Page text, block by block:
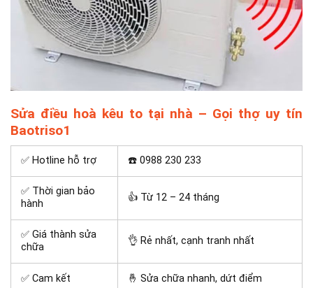
Sửa điều hoà kêu to tại nhà – Gọi thợ uy tín
Baotriso1
✅ Hotline hỗ trợ ☎️ 0988 230 233
✅ Thời gian bảo
hành
👍 Từ 12 – 24 tháng
✅ Giá thành sửa
chữa
👌 Rẻ nhất, cạnh tranh nhất
✅ Cam kết 🤞 Sửa chữa nhanh, dứt điểm